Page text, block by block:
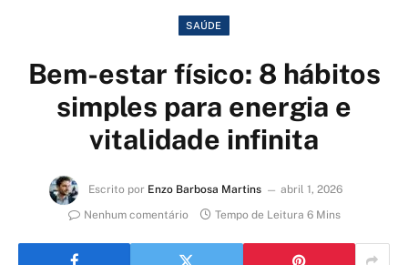
SAÚDE
Bem-estar físico: 8 hábitos
simples para energia e
vitalidade infinita
Escrito por Enzo Barbosa Martins
abril 1, 2026
Nenhum comentário
Tempo de Leitura 6 Mins